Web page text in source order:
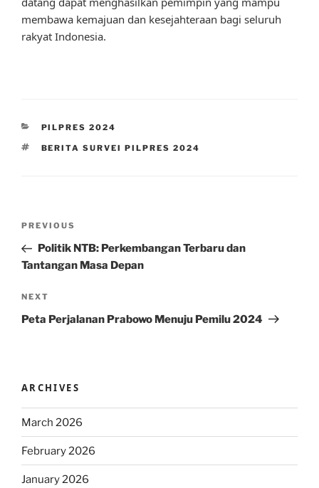
membawa kemajuan dan kesejahteraan bagi seluruh
rakyat Indonesia.
CATEGORIES
PILPRES 2024
TAGS
BERITA SURVEI PILPRES 2024
Previous
Post
PREVIOUS
Politik NTB: Perkembangan Terbaru dan
Tantangan Masa Depan
Next
Post
NEXT
Peta Perjalanan Prabowo Menuju Pemilu 2024
ARCHIVES
March 2026
February 2026
January 2026